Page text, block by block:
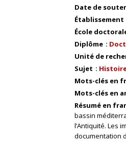
Date de
Établissement
École
Diplôme
Unité de
Sujet
Mots-clés en
Mots-clés en
Résumé en
bassin
l’Antiquité. Les
documentation